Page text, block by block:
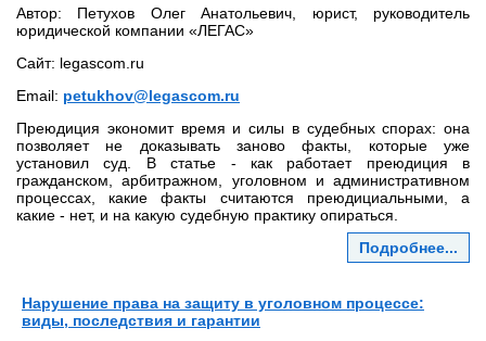
Автор: Петухов Олег Анатольевич, юрист, руководитель
юридической компании «ЛЕГАС»
Сайт: legascom.ru
Email: petukhov@legascom.ru
Преюдиция экономит время и силы в судебных спорах: она
позволяет не доказывать заново факты, которые уже
установил суд. В статье - как работает преюдиция в
гражданском, арбитражном, уголовном и административном
процессах, какие факты считаются преюдициальными, а
какие - нет, и на какую судебную практику опираться.
Подробнее...
Нарушение права на защиту в уголовном процессе:
виды, последствия и гарантии